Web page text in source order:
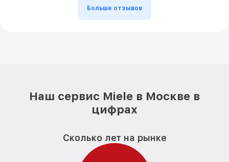
Больше отзывов
Наш сервис Miele в Москве в
цифрах
Сколько лет на рынке